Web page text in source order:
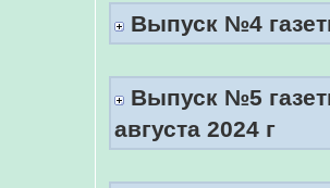
Выпуск №4
Выпуск №5
августа 2024 г